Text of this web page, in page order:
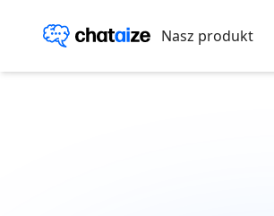
Nasz produkt